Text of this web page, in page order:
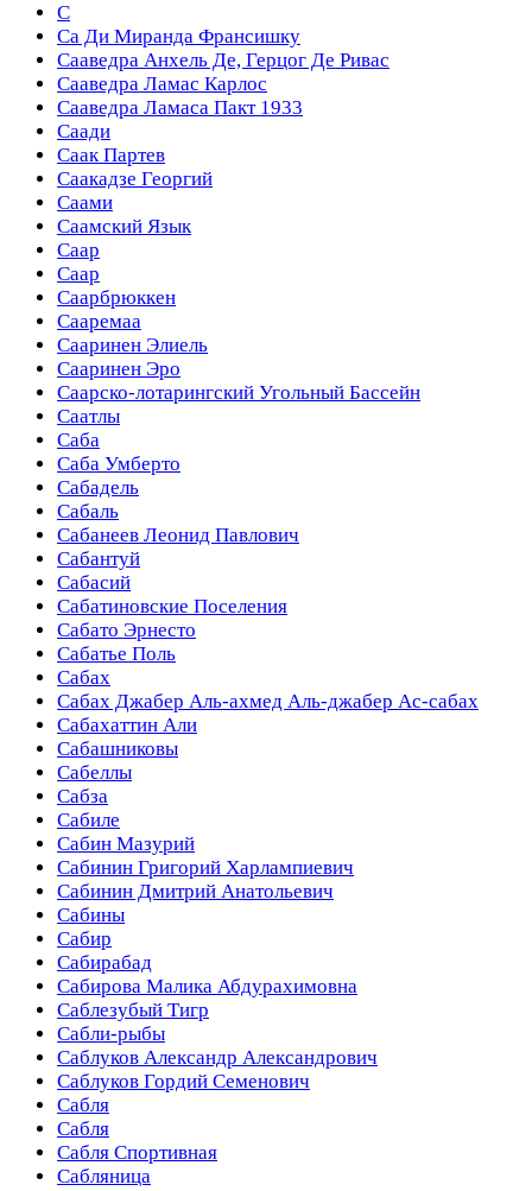
С
Са Ди Миранда Франсишку
Сааведра Анхель Де, Герцог Де Ривас
Сааведра Ламас Карлос
Сааведра Ламаса Пакт 1933
Саади
Саак Партев
Саакадзе Георгий
Саами
Саамский Язык
Саар
Саар
Саарбрюккен
Сааремаа
Сааринен Элиель
Сааринен Эро
Саарско-лотарингский Угольный Бассейн
Саатлы
Саба
Саба Умберто
Сабадель
Сабаль
Сабанеев Леонид Павлович
Сабантуй
Сабасий
Сабатиновские Поселения
Сабато Эрнесто
Сабатье Поль
Сабах
Сабах Джабер Аль-ахмед Аль-джабер Ас-сабах
Сабахаттин Али
Сабашниковы
Сабеллы
Сабза
Сабиле
Сабин Мазурий
Сабинин Григорий Харлампиевич
Сабинин Дмитрий Анатольевич
Сабины
Сабир
Сабирабад
Сабирова Малика Абдурахимовна
Саблезубый Тигр
Сабли-рыбы
Саблуков Александр Александрович
Саблуков Гордий Семенович
Сабля
Сабля
Сабля Спортивная
Сабляница